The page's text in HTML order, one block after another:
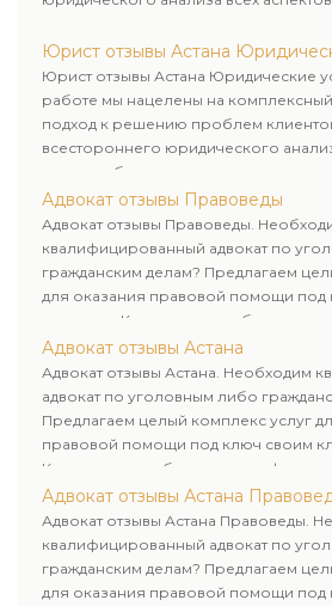
Юрист отзывы Астана
Юрист отзывы Астана Юридические
работе мы нацелены на
подход к решению проблем
всестороннего юридического
дела и выбор рационального пути
завершения.
Адвокат отзывы Правоведы
Адвокат отзывы Правоведы.
квалифицированный адвокат по
гражданским делам? Предлагаем
для оказания правовой помощи под
клиентам. Комплексное
юридических лиц. Индивидуальный
клиенту.
Адвокат отзывы Астана
Адвокат отзывы Астана. Необходим
адвокат по уголовным либо
Предлагаем целый комплекс услуг
правовой помощи под ключ своим
Комплексное обслуживание
лиц. Индивидуальный подход к
Адвокат отзывы Астана
Адвокат отзывы Астана Правоведы.
квалифицированный адвокат по
гражданским делам? Предлагаем
для оказания правовой помощи под